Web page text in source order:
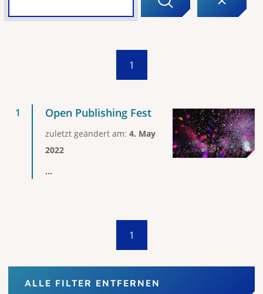
1
Open Publishing Fest
zuletzt geändert am: 4. May
2022
...
1
ALLE FILTER ENTFERNEN